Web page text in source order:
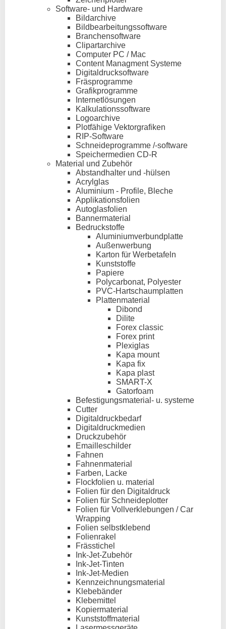
Software- und Hardware
Bildarchive
Bildbearbeitungssoftware
Branchensoftware
Clipartarchive
Computer PC / Mac
Content Managment Systeme
Digitaldrucksoftware
Fräsprogramme
Grafikprogramme
Internetlösungen
Kalkulationssoftware
Logoarchive
Plotfähige Vektorgrafiken
RIP-Software
Schneideprogramme /-software
Speichermedien CD-R
Material und Zubehör
Abstandhalter und -hülsen
Acrylglas
Aluminium - Profile, Bleche
Applikationsfolien
Autoglasfolien
Bannermaterial
Bedruckstoffe
Aluminiumverbundplatte
Außenwerbung
Karton für Werbetafeln
Kunststoffe
Papiere
Polycarbonat, Polyester
PVC-Hartschaumplatten
Plattenmaterial
Dibond
Dilite
Forex classic
Forex print
Plexiglas
Kapa mount
Kapa fix
Kapa plast
SMART-X
Gatorfoam
Befestigungsmaterial- u. systeme
Cutter
Digitaldruckbedarf
Digitaldruckmedien
Druckzubehör
Emailleschilder
Fahnen
Fahnenmaterial
Farben, Lacke
Flockfolien u. material
Folien für den Digitaldruck
Folien für Schneideplotter
Folien für Vollverklebungen / Car
Wrapping
Folien selbstklebend
Folienrakel
Frässtichel
Ink-Jet-Zubehör
Ink-Jet-Tinten
Ink-Jet-Medien
Kennzeichnungsmaterial
Klebebänder
Klebemittel
Kopiermaterial
Kunststoffmaterial